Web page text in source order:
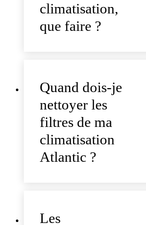
climatisation,
que faire ?
Quand dois-je
nettoyer les
filtres de ma
climatisation
Atlantic ?
Les